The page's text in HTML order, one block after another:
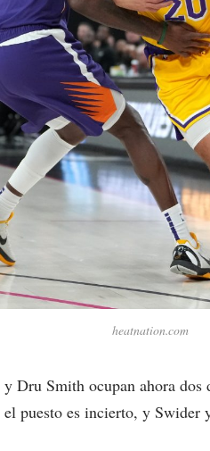
heatnation.com
y Dru Smith ocupan ahora dos
puesto es incierto, y Swider